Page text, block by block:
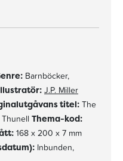
Barnböcker,
J.P. Miller
titel: The
Thema-kod:
168 x 200 x 7 mm
Inbunden,